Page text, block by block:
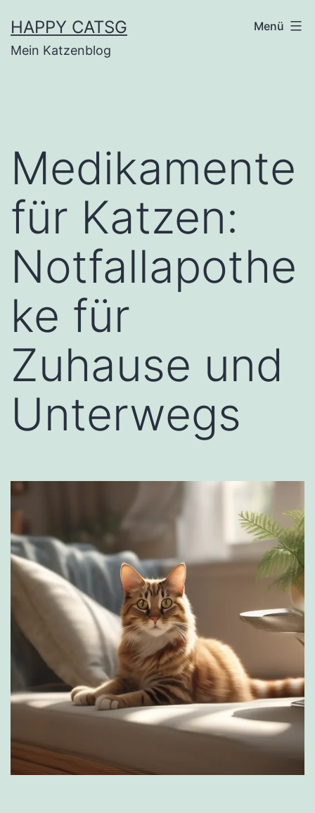
Inhalt
springen
HAPPY CATSG
Mein Katzenblog
Menü
Medikamente
für Katzen:
Notfallapothe
ke für
Zuhause und
Unterwegs